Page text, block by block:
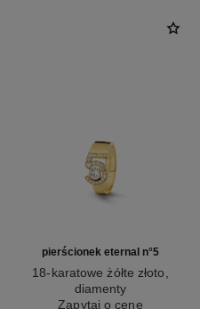
pierścionek eternal n°5
18-karatowe żółte złoto,
diamenty
Nr ref. J13248Zapytaj o cenę